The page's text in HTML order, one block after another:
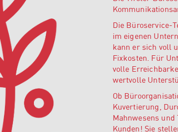
Die Büroservice-
im eigenen
kann er sich voll
Fixkosten. Für
volle
wertvolle
Ob
Kuvertierung,
Mahnwesens
Kunden! Sie